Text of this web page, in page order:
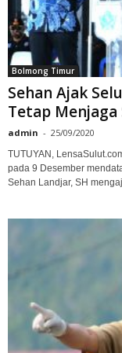
Bolmong Timur
Sehan Ajak
Tetap
admin - 25/09/2020
TUTUYAN,
pada 9 Desember
Sеhаn Lаndjаr, SH